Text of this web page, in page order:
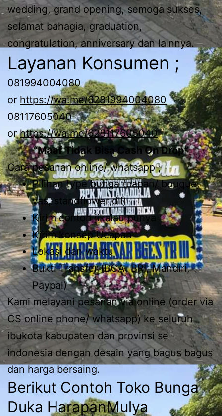
wedding, grand opening, semoga sukses,
selamat bahagia, graduation,
congratulation, anniversary dan lainnya.
Layanan Konsumen ;
081994004080
or https://wa.me/6281994004080
08117605040
orhttps://wa.me/628117605040
“Maaf Tidak Bisa Cash On Drop”
Cara pesanan online/ whatsapp ;
Pilihan type bunga (papan/ bouque,
vas, standflower dll)
Kirim contoh jikalau punya
Kirim konsep Ucapan
Lokasi dan waktu
Bukti Transfer (BCA, BRI, Mandiri,
Paypal)
Kami melayani pesanan via online (order via
CS online phone/ whatsapp) ke seluruh
ibukota kabupaten dan provinsi se
indonesia dengan desain yang bagus bagus
dan harga bersaing.
Berikut Contoh Toko Bunga
Duka HarapanMulya